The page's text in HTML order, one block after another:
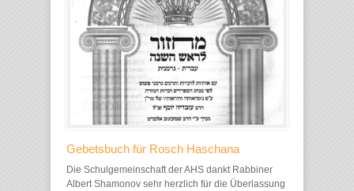
Gebetsbuch für Rosch Haschana
Die Schulgemeinschaft der AHS dankt Rabbiner
Albert Shamonov sehr herzlich für die Überlassung